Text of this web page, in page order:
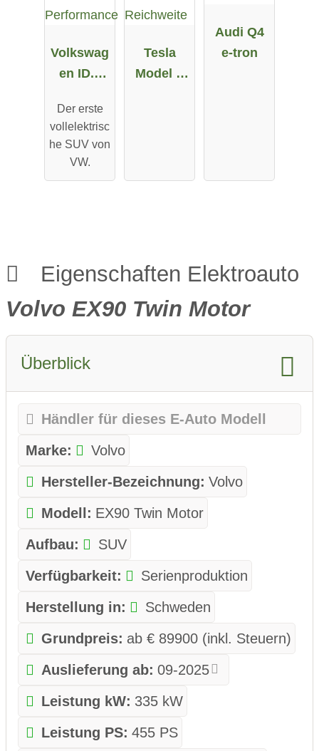
Volkswag
en ID.4
Performa
nce
Der erste
vollelektrisc
he SUV von
VW.
Tesla
Model X
Audi Q4
e-tron
Eigenschaften Elektroauto
Volvo EX90 Twin Motor
Überblick
Händler für dieses E-Auto Modell
Marke:
Volvo
Hersteller-Bezeichnung: Volvo
Modell: EX90 Twin Motor
Aufbau:
SUV
Verfügbarkeit:
Serienproduktion
Herstellung in:
Schweden
Grundpreis: ab € 89900 (inkl. Steuern)
Auslieferung ab: 09-2025
Leistung kW: 335 kW
Leistung PS: 455 PS